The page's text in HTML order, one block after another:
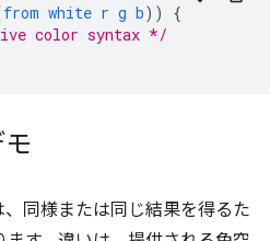
from white r g b))
{
color syntax */
同様または同じ結果を得るた